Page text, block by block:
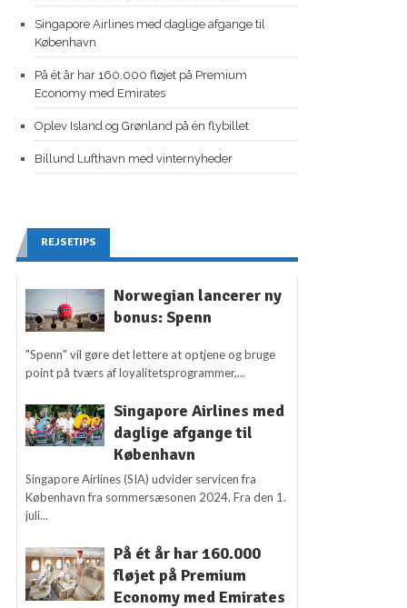
Singapore Airlines med daglige afgange til
København
På ét år har 160.000 fløjet på Premium
Economy med Emirates
Oplev Island og Grønland på én flybillet
Billund Lufthavn med vinternyheder
REJSETIPS
Norwegian lancerer ny
bonus: Spenn
"Spenn" vil gøre det lettere at optjene og bruge
point på tværs af loyalitetsprogrammer,...
Singapore Airlines med
daglige afgange til
København
Singapore Airlines (SIA) udvider servicen fra
København fra sommersæsonen 2024. Fra den 1.
juli...
På ét år har 160.000
fløjet på Premium
Economy med Emirates